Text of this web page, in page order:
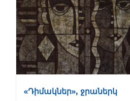
«Դիմակներ», ջրաներկ